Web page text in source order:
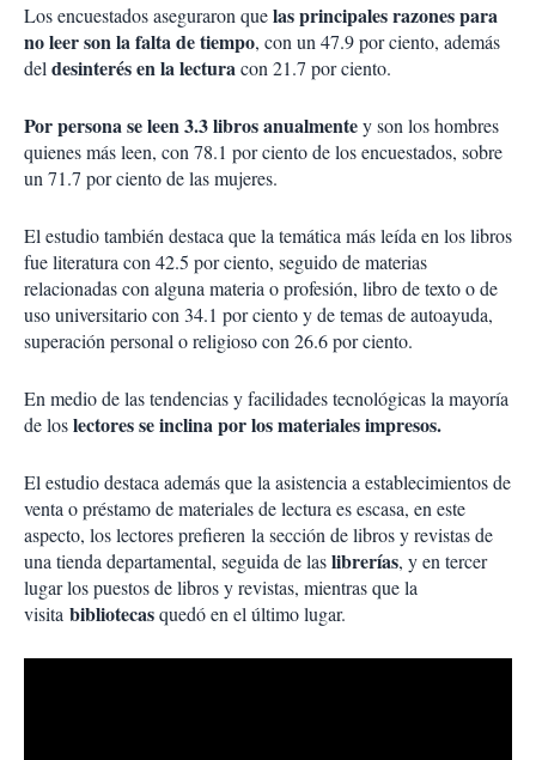
Los encuestados aseguraron quelas principales razones para
no leer son la falta de tiempo, con un 47.9 por ciento, además
deldesinterés en la lecturacon 21.7 por ciento.
Por persona se leen 3.3 libros anualmentey son los hombres
quienes más leen, con 78.1 por ciento de los encuestados, sobre
un 71.7 por ciento de las mujeres.
El estudio también destaca que la temática más leída en los libros
fue literatura con 42.5 por ciento, seguido de materias
relacionadas con alguna materia o profesión, libro de texto o de
uso universitario con 34.1 por ciento y de temas de autoayuda,
superación personal o religioso con 26.6 por ciento.
En medio de las tendencias y facilidades tecnológicas la mayoría
de loslectores se inclina por los materiales impresos.
El estudio destaca además que la asistencia a establecimientos de
venta o préstamo de materiales de lectura es escasa, en este
aspecto, los lectores prefieren la sección de libros y revistas de
una tienda departamental, seguida de laslibrerías, y en tercer
lugar los puestos de libros y revistas, mientras que la
visita bibliotecasquedó en el último lugar.